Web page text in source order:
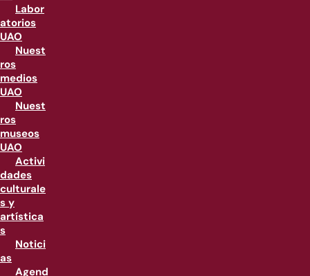
Labor
atorios
UAO
Nuest
ros
medios
UAO
Nuest
ros
museos
UAO
Activi
dades
culturale
s y
artística
s
Notici
as
Agend